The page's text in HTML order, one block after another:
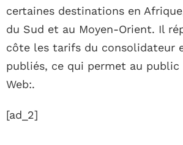
certaines destinations en
du Sud et au Moyen-Orient. Il
côte les tarifs du consolidateur
publiés, ce qui permet au public
Web:.
[ad_2]